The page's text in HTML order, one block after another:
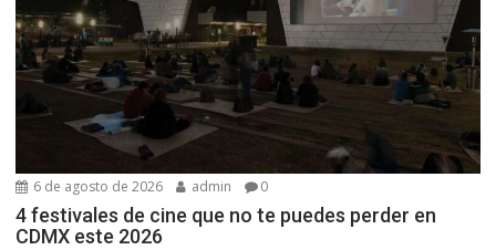
6 de agosto de 2026 admin 0
4 festivales de cine que no te puedes perder en
CDMX este 2026